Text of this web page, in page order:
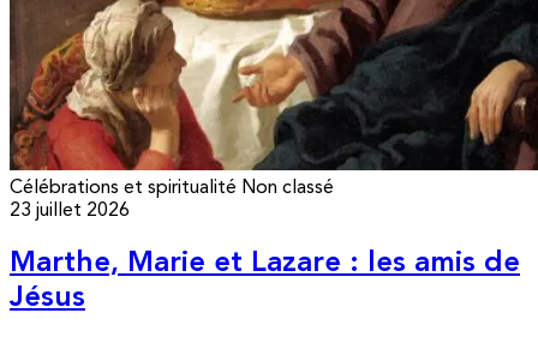
Célébrations et spiritualité Non classé
23 juillet 2026
Marthe, Marie et Lazare : les amis de
Jésus